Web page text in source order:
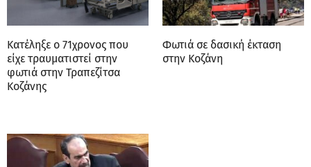
Κατέληξε ο 71χρονος που
είχε τραυματιστεί στην
φωτιά στην Τραπεζίτσα
Κοζάνης
Φωτιά σε δασική έκταση
στην Κοζάνη